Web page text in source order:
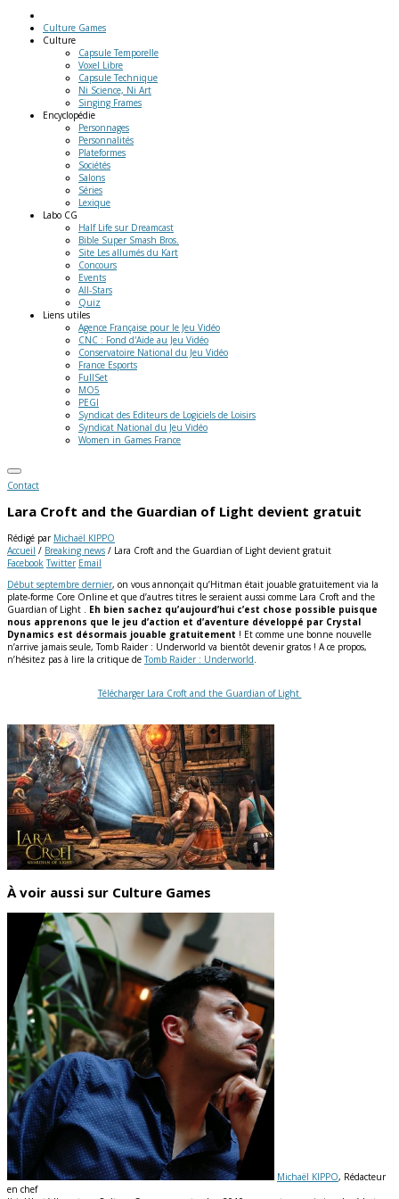
Culture Games
Culture
Capsule Temporelle
Voxel Libre
Capsule Technique
Ni Science, Ni Art
Singing Frames
Encyclopédie
Personnages
Personnalités
Plateformes
Sociétés
Salons
Séries
Lexique
Labo CG
Half Life sur Dreamcast
Bible Super Smash Bros.
Site Les allumés du Kart
Concours
Events
All-Stars
Quiz
Liens utiles
Agence Française pour le Jeu Vidéo
CNC : Fond d'Aide au Jeu Vidéo
Conservatoire National du Jeu Vidéo
France Esports
FullSet
MO5
PEGI
Syndicat des Editeurs de Logiciels de Loisirs
Syndicat National du Jeu Vidéo
Women in Games France
Contact
Lara Croft and the Guardian of Light devient gratuit
Rédigé par Michaël KIPPO
Accueil / Breaking news / Lara Croft and the Guardian of Light devient gratuit
Facebook Twitter Email
Début septembre dernier, on vous annonçait qu’Hitman était jouable gratuitement via la
plate-forme Core Online et que d’autres titres le seraient aussi comme Lara Croft and the
Guardian of Light . Eh bien sachez qu’aujourd’hui c’est chose possible puisque
nous apprenons que le jeu d’action et d’aventure développé par Crystal
Dynamics est désormais jouable gratuitement ! Et comme une bonne nouvelle
n’arrive jamais seule, Tomb Raider : Underworld va bientôt devenir gratos ! A ce propos,
n’hésitez pas à lire la critique deTomb Raider : Underworld.
Télécharger Lara Croft and the Guardian of Light
À voir aussi sur Culture Games
Michaël KIPPO, Rédacteur
en chef